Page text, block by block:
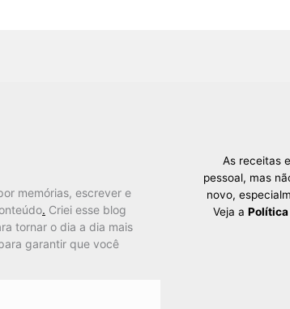
memórias, escrever e
. Criei esse blog
tornar o dia a dia mais
garantir que você
As receitas
pessoal, mas
novo,
Veja a